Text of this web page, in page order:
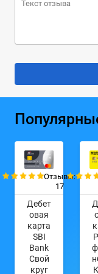
Отзывы:
17
Дебет
овая
карта
SBI
Bank
Свой
круг